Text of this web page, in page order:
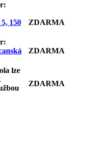
150
ZDARMA
ZDARMA
lze
ZDARMA